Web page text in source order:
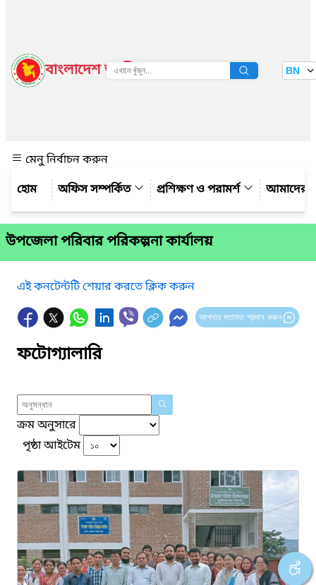
বাংলাদেশ জাতীয় তথ্য বাতায়ন BN
মেনু নির্বাচন করুন
অফিস সম্পর্কিত
প্রশিক্ষণ ও পরামর্শ আমাদের
উপজেলা পরিবার পরিকল্পনা কার্যালয়
এই কনটেন্টটি শেয়ার করতে ক্লিক করুন
আপনার মতামত প্রদান করুন
ফটোগ্যালারি
ক্রম অনুসারে
পৃষ্ঠা আইটেম